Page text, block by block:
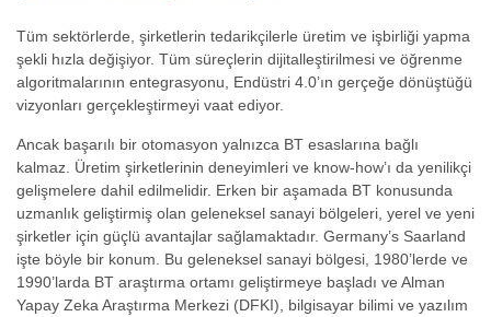
Tüm sektörlerde, şirketlerin tedarikçilerle üretim ve işbirliği yapma
şekli hızla değişiyor. Tüm süreçlerin dijitalleştirilmesi ve öğrenme
algoritmalarının entegrasyonu, Endüstri 4.0’ın gerçeğe dönüştüğü
vizyonları gerçekleştirmeyi vaat ediyor.
Ancak başarılı bir otomasyon yalnızca BT esaslarına bağlı
kalmaz. Üretim şirketlerinin deneyimleri ve know-how’ı da yenilikçi
gelişmelere dahil edilmelidir. Erken bir aşamada BT konusunda
uzmanlık geliştirmiş olan geleneksel sanayi bölgeleri, yerel ve yeni
şirketler için güçlü avantajlar sağlamaktadır. Germany’s Saarland
işte böyle bir konum. Bu geleneksel sanayi bölgesi, 1980’lerde ve
1990’larda BT araştırma ortamı geliştirmeye başladı ve Alman
Yapay Zeka Araştırma Merkezi (DFKI), bilgisayar bilimi ve yazılım